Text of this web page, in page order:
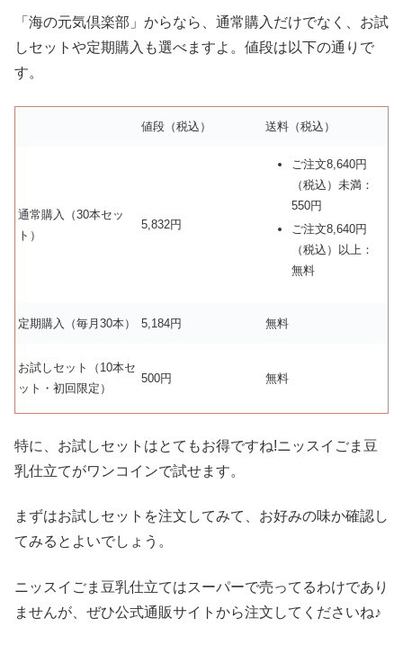
「海の元気倶楽部」からなら、通常購入だけでなく、お試
しセットや定期購入も選べますよ。値段は以下の通りで
す。
値段（税込） 送料（税込）
通常購入（30本セッ
ト）
5,832円
ご注文8,640円
（税込）未満：
550円
ご注文8,640円
（税込）以上：
無料
定期購入（毎月30本） 5,184円 無料
お試しセット（10本セ
ット・初回限定）
500円 無料
特に、お試しセットはとてもお得ですね!ニッスイごま豆
乳仕立てがワンコインで試せます。
まずはお試しセットを注文してみて、お好みの味か確認し
てみるとよいでしょう。
ニッスイごま豆乳仕立てはスーパーで売ってるわけであり
ませんが、ぜひ公式通販サイトから注文してくださいね♪